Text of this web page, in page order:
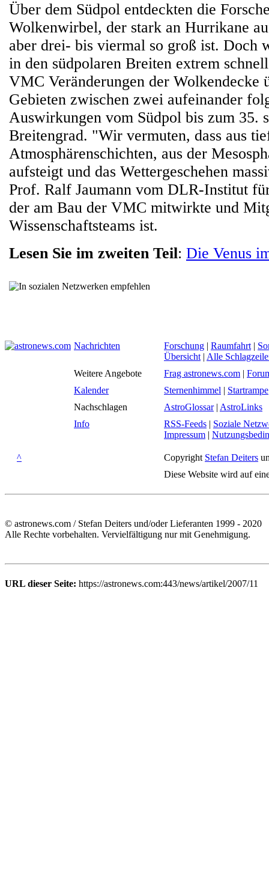
Über dem Südpol entdeckten die
Wolkenwirbel, der stark an Hurrikane
aber drei- bis viermal so groß ist. Doch
in den südpolaren Breiten extrem
VMC Veränderungen der Wolkendecke
Gebieten zwischen zwei aufeinander
Auswirkungen vom Südpol bis zum 35.
Breitengrad. "Wir vermuten, dass aus
Atmosphärenschichten, aus der
aufsteigt und das Wettergeschehen
Prof. Ralf Jaumann vom DLR-Institut
der am Bau der VMC mitwirkte und
Wissenschaftsteams ist.
Lesen Sie im zweiten Teil: Die Venus
Nachrichten Forschung | Raumfahrt |
Übersicht | Alle
Weitere Angebote
Frag astronews.com |
Kalender
Sternenhimmel | Startrampe
Nachschlagen
AstroGlossar| AstroLinks
Info
RSS-Feeds | Soziale
Impressum |
^ Copyright Stefan Deiters
Diese Website wird auf
© astronews.com / Stefan Deiters und/oder Lieferanten 1999 - 2020
Alle Rechte vorbehalten. Vervielfältigung nur mit Genehmigung.
URL dieser Seite: https://astronews.com:443/news/artikel/2007/11